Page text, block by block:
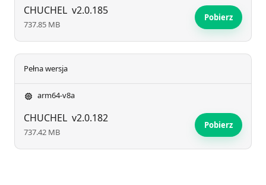
CHUCHEL v2.0.185
737.85 MB
Pobierz
Pełna wersja
arm64-v8a
CHUCHEL v2.0.182
737.42 MB
Pobierz